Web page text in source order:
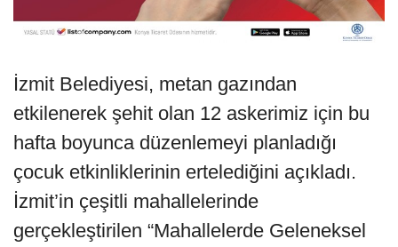
İzmit Belediyesi, metan gazından
etkilenerek şehit olan 12 askerimiz için bu
hafta boyunca düzenlemeyi planladığı
çocuk etkinliklerinin ertelediğini açıkladı.
İzmit’in çeşitli mahallelerinde
gerçekleştirilen “Mahallelerde Geleneksel